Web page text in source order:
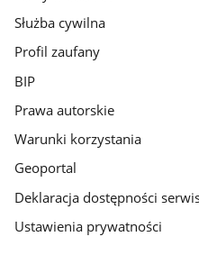
Służba cywilna
Profil zaufany
BIP
Prawa autorskie
Warunki korzystania
Geoportal
Deklaracja dostępności
Ustawienia prywatności